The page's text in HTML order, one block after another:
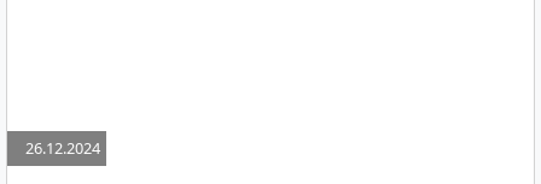
26.12.2024